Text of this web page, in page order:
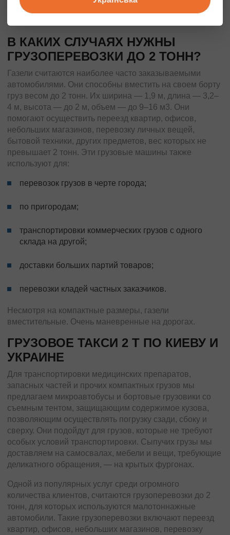
всегда рады предоставить дополнительную
В КАКИХ СЛУЧАЯХ НУЖНЫ
ГРУЗОПЕРЕВОЗКИ ДО 2 ТОНН?
Газели считаются наиболее часто заказываемыми
автомобилями. Они способны вместить на своем борту
груз весом до 2 тонн. Их ширина — 1,9 м, длина — 3,2–
4 м, высота — до 2 м, объем — до 9–16 м3. Они
помогают осуществить переезд квартир, офисов,
небольших магазинов, перевозку личных вещей,
бытовой техники, других предметов, вес которых не
превышает 2 тонн. Эти грузовые машины также
используют для:
перевозок грузов в черте города;
по пригородам;
транспортировки коммерческих грузов с одного
склада на другой;
доставки больших партий товаров;
перевозки кладей частных заказчиков.
Несмотря на компактные размеры, газели
вместительные. Очень маневренные на дорогах.
ГРУЗОВОЕ ТАКСИ 2 Т ПО КИЕВУ И
УКРАИНЕ
Для транспортировки медицинских препаратов,
запасных частей и прочих компактных грузов мы
предлагаем микроавтобусы и бортовые грузовики со
съемным тентом, защищающим содержимое кузова,
позволяющим осуществлять погрузку сзади, сбоку и
сверху. Они подойдут для грузов, которые не требуют
особых условий транспортировки. Сыпучих грузы мы
доставляем на самосвалах, мебели и вещи, требующие
деликатного обращения, — на крытых фургонах.
Одной из популярных услуг среди огромного
количества клиентов, считаются грузоперевозки до 2
тонн, для которых используются малотоннажные
автомобили. Такие грузоперевозки включают переезд
квартир, офисов, небольших магазинов, перевозку